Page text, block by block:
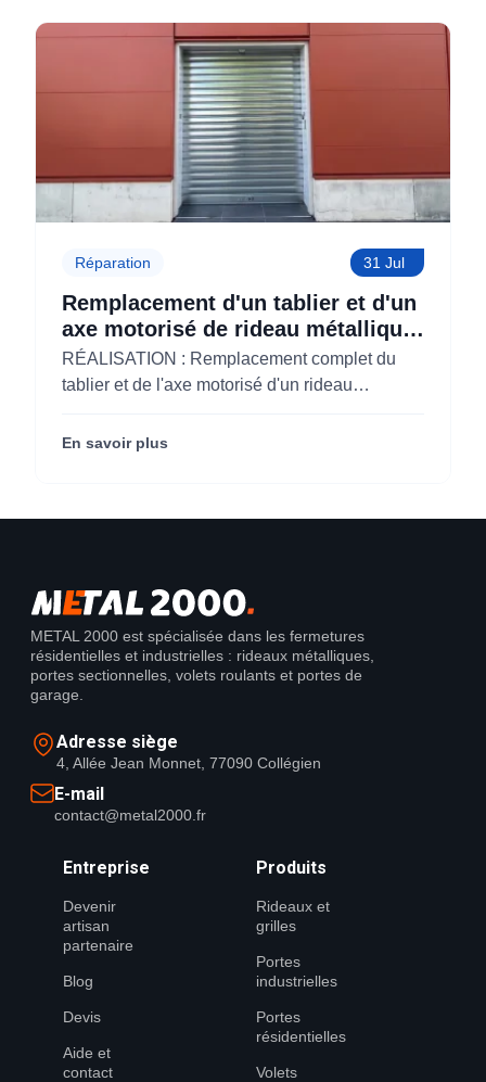
Réparation 31 Jul
Remplacement d'un tablier et d'un
axe motorisé de rideau métallique
pour M'CHADAL (Optical Center)
(95)
RÉALISATION : Remplacement complet du
tablier et de l'axe motorisé d'un rideau
Center) (95290).
En savoir plus
METAL 2000 est spécialisée dans les fermetures
résidentielles et industrielles : rideaux métalliques,
portes sectionnelles, volets roulants et portes de
garage.
Adresse siège
4, Allée Jean Monnet, 77090 Collégien
E-mail
contact@metal2000.fr
Entreprise
Devenir
artisan
partenaire
Blog
Devis
Aide et
contact
Produits
Rideaux et
grilles
Portes
industrielles
Portes
résidentielles
Volets